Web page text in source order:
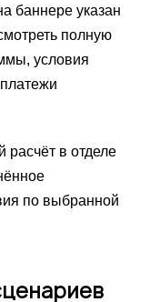
баннере указан
полную
условия
расчёт в отделе
по выбранной